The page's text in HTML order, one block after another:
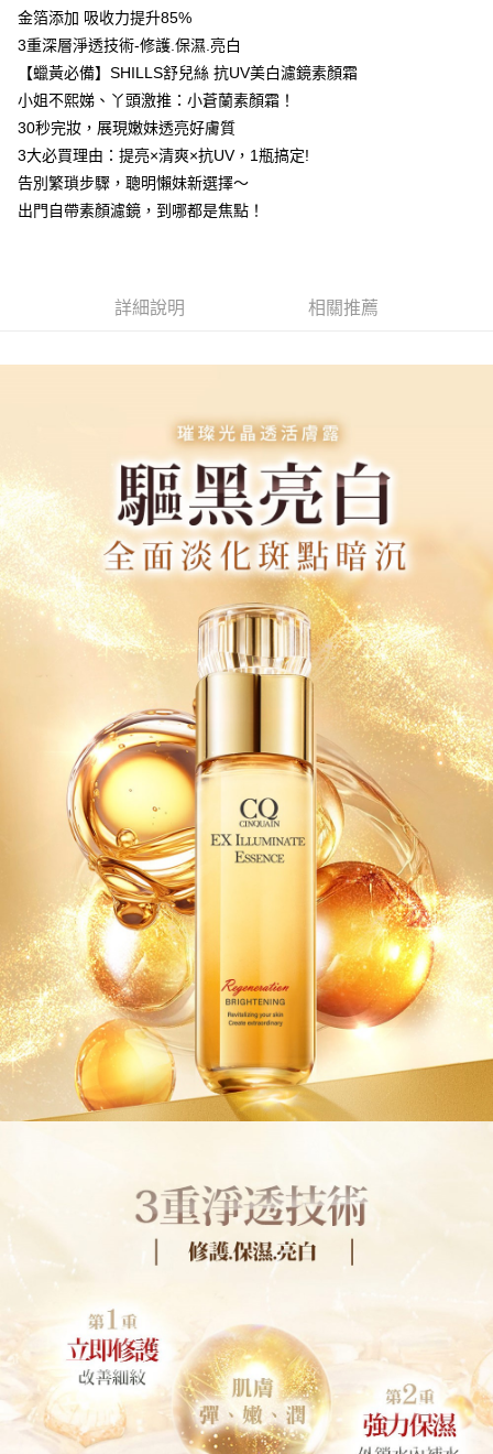
每筆NT$85，滿NT$499(含以上)免運費
每筆NT$85，滿NT$499(含以上)免運費
宅配
每筆NT$85，滿NT$499(含以上)免運費
金箔添加 吸收力提升85%
3重深層淨透技術-修護.保濕.亮白
【蠟黃必備】SHILLS舒兒絲 抗UV美白濾鏡素顏霜
小姐不熙娣、丫頭激推：小蒼蘭素顏霜！
30秒完妝，展現嫩妹透亮好膚質
3大必買理由：提亮×清爽×抗UV，1瓶搞定!
告別繁瑣步驟，聰明懶妹新選擇～
出門自帶素顏濾鏡，到哪都是焦點！
詳細說明 相關推薦